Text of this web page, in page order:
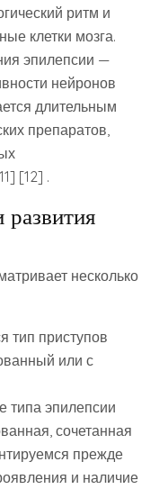
ритм и
клетки мозга.
эпилепсии —
нейронов
длительным
препаратов,
[12] .
несколько
тип приступов
или с
типа эпилепсии
сочетанная
прежде
и наличие